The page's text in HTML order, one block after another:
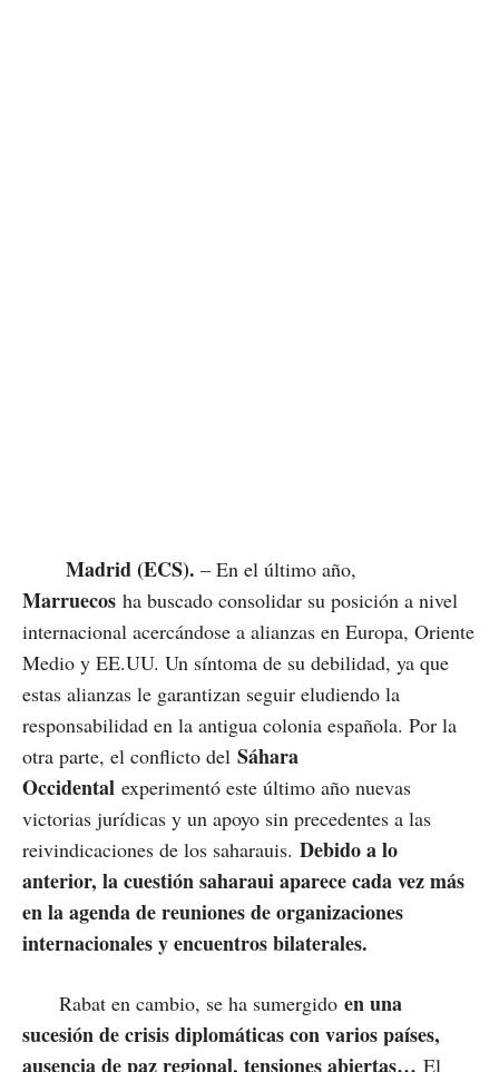
Madrid (ECS). – En el último año,
Marruecos ha buscado consolidar su posición a nivel
internacional acercándose a alianzas en Europa, Oriente
Medio y EE.UU. Un síntoma de su debilidad, ya que
estas alianzas le garantizan seguir eludiendo la
responsabilidad en la antigua colonia española. Por la
otra parte, el conflicto del Sáhara
Occidental experimentó este último año nuevas
victorias jurídicas y un apoyo sin precedentes a las
reivindicaciones de los saharauis. Debido a lo
anterior, la cuestión saharaui aparece cada vez más
en la agenda de reuniones de organizaciones
internacionales y encuentros bilaterales.
Rabat en cambio, se ha sumergido en una
sucesión de crisis diplomáticas con varios países,
ausencia de paz regional, tensiones abiertas… El